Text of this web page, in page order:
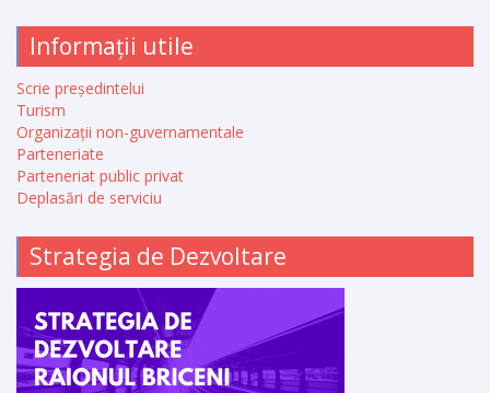
Informații utile
Scrie președintelui
Turism
Organizații non-guvernamentale
Parteneriate
Parteneriat public privat
Deplasări de serviciu
Strategia de Dezvoltare